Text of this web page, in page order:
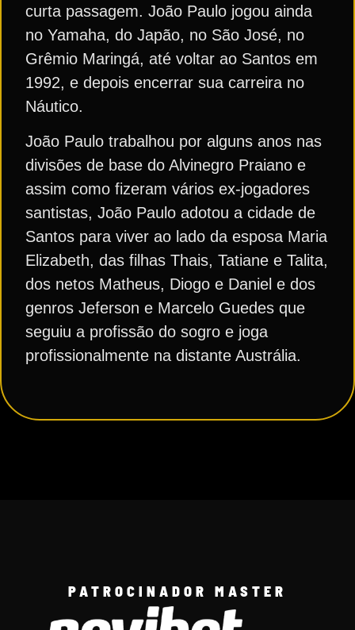
curta passagem. João Paulo jogou ainda
no Yamaha, do Japão, no São José, no
Grêmio Maringá, até voltar ao Santos em
1992, e depois encerrar sua carreira no
Náutico.
João Paulo trabalhou por alguns anos nas
divisões de base do Alvinegro Praiano e
assim como fizeram vários ex-jogadores
santistas, João Paulo adotou a cidade de
Santos para viver ao lado da esposa Maria
Elizabeth, das filhas Thais, Tatiane e Talita,
dos netos Matheus, Diogo e Daniel e dos
genros Jeferson e Marcelo Guedes que
seguiu a profissão do sogro e joga
profissionalmente na distante Austrália.
PATROCINADOR MASTER